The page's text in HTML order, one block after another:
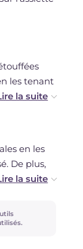
les tenant
vous
en les
De plus,
en
raisins